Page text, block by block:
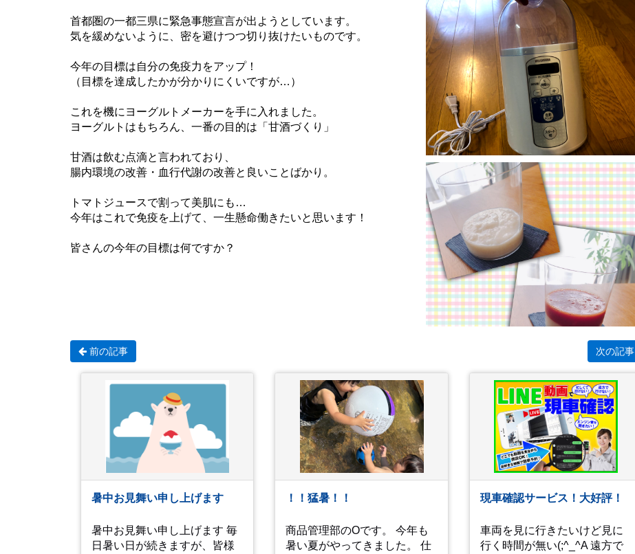
首都圏の一都三県に緊急事態宣言が出ようとしています。
気を緩めないように、密を避けつつ切り抜けたいものです。
今年の目標は自分の免疫力をアップ！
（目標を達成したかが分かりにくいですが…）
これを機にヨーグルトメーカーを手に入れました。
ヨーグルトはもちろん、一番の目的は「甘酒づくり」
甘酒は飲む点滴と言われており、
腸内環境の改善・血行代謝の改善と良いことばかり。
トマトジュースで割って美肌にも…
今年はこれで免疫を上げて、一生懸命働きたいと思います！
皆さんの今年の目標は何ですか？
前の記事 次の記事
暑中お見舞い申し上げます
暑中お見舞い申し上げます 毎
日暑い日が続きますが、皆様
！！猛暑！！
商品管理部のOです。 今年も
暑い夏がやってきました。 仕
現車確認サービス！大好評！
車両を見に行きたいけど見に
行く時間が無い(;^_^A 遠方で